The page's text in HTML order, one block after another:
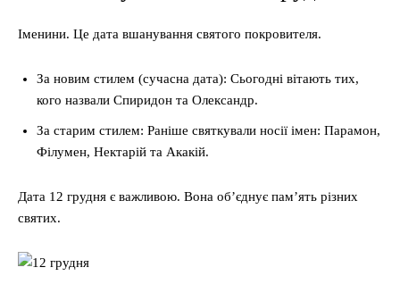
Іменини. Це дата вшанування святого покровителя.
За новим стилем (сучасна дата): Сьогодні вітають тих,
кого назвали Спиридон та Олександр.
За старим стилем: Раніше святкували носії імен: Парамон,
Філумен, Нектарій та Акакій.
Дата 12 грудня є важливою. Вона об’єднує пам’ять різних
святих.